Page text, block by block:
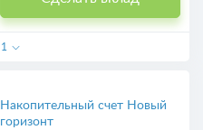
1
Накопительный счет Новый
горизонт